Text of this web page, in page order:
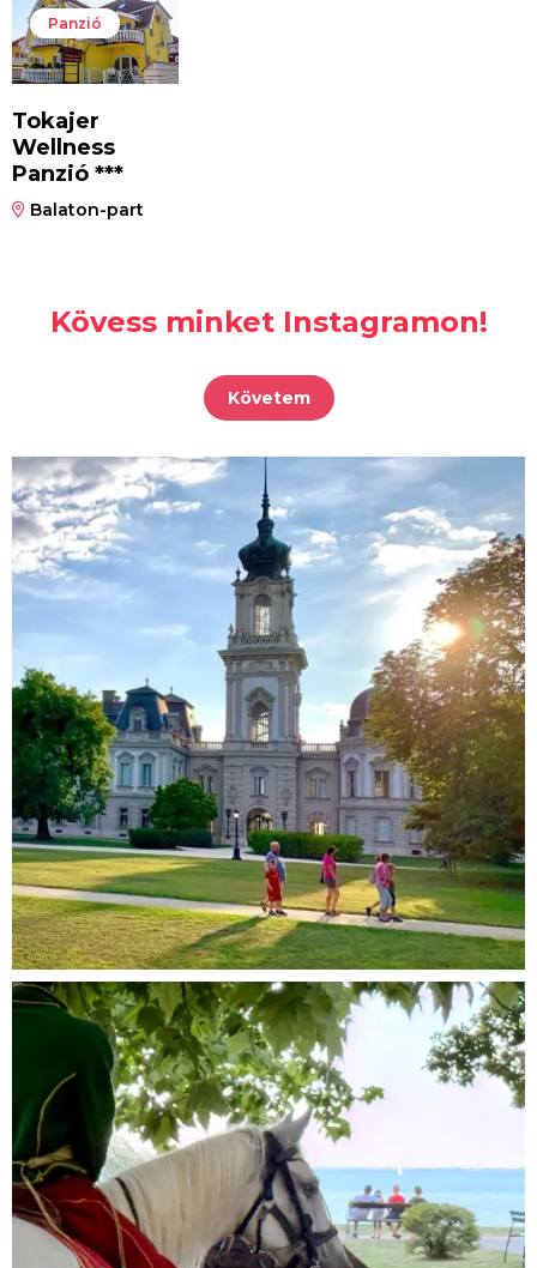
Panzió
Tokajer
Wellness
Panzió ***
Balaton-part
Kövess minket Instagramon!
Követem